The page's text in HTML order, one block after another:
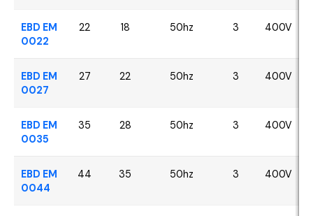
VOLVO
YANGDONG
EBD EM
0022
22 18 50hz 3 400V
EBD EM
0027
27 22 50hz 3 400V
EBD EM
0035
35 28 50hz 3 400V
EBD EM
0044
44 35 50hz 3 400V